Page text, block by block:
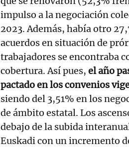
impulso a la negociación
2023. Además, había otro
acuerdos en situación de
trabajadores se encontraba
cobertura. Así pues, el año
pactado en los convenios
siendo del 3,51% en los
de ámbito estatal. Los
debajo de la subida
Euskadi con un incremento